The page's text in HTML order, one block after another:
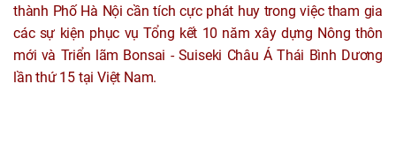
thành Phố Hà Nội cần tích cực phát huy trong việc tham gia
các sự kiện phục vụ Tổng kết 10 năm xây dựng Nông thôn
mới và Triển lãm Bonsai - Suiseki Châu Á Thái Bình Dương
lần thứ 15 tại Việt Nam.